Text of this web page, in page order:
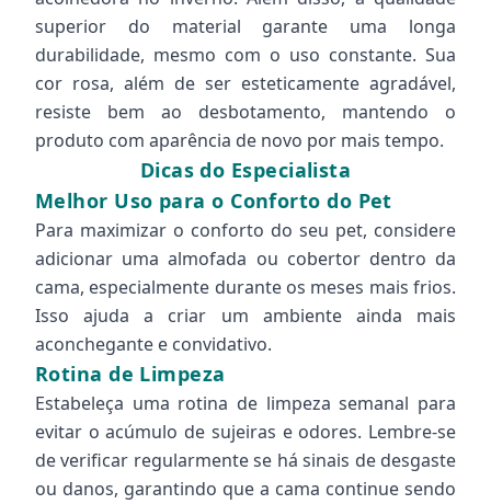
superior do material garante uma longa
durabilidade, mesmo com o uso constante. Sua
cor rosa, além de ser esteticamente agradável,
resiste bem ao desbotamento, mantendo o
produto com aparência de novo por mais tempo.
Dicas do Especialista
Melhor Uso para o Conforto do Pet
Para maximizar o conforto do seu pet, considere
adicionar uma almofada ou cobertor dentro da
cama, especialmente durante os meses mais frios.
Isso ajuda a criar um ambiente ainda mais
aconchegante e convidativo.
Rotina de Limpeza
Estabeleça uma rotina de limpeza semanal para
evitar o acúmulo de sujeiras e odores. Lembre-se
de verificar regularmente se há sinais de desgaste
ou danos, garantindo que a cama continue sendo